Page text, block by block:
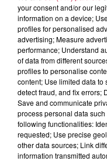
your consent and/or our
information on a device;
profiles for personalised
advertising; Measure
performance; Understand
of data from different
profiles to personalise
content; Use limited data to
detect fraud, and fix errors;
Save and communicate
process personal data
following functionalities:
requested; Use precise
other data sources; Link
information transmitted